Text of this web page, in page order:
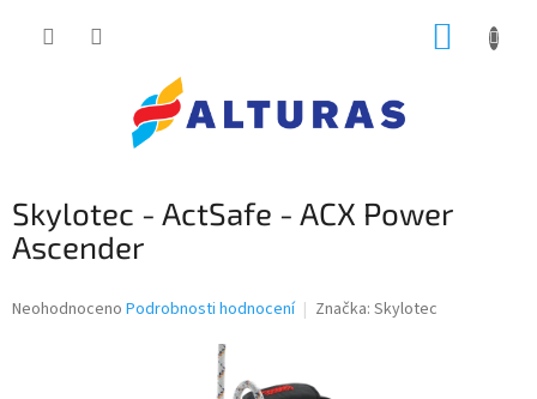
Skylotec - ActSafe - ACX Power
Ascender
Průměrné
Neohodnoceno Podrobnosti hodnocení Značka: Skylotec